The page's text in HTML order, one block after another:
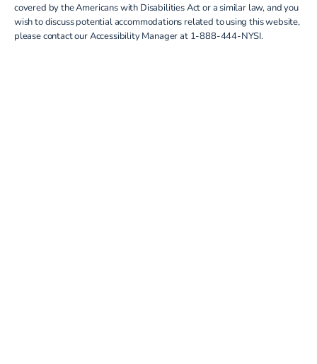
covered by the Americans with Disabilities Act or a similar law, and you
wish to discuss potential accommodations related to using this website,
please contact our Accessibility Manager at 1-888-444-NYSI.